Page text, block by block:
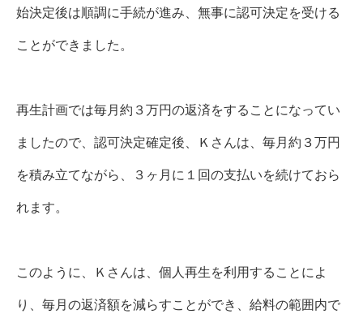
始決定後は順調に手続が進み、無事に認可決定を受ける
ことができました。
再生計画では毎月約３万円の返済をすることになってい
ましたので、認可決定確定後、Ｋさんは、毎月約３万円
を積み立てながら、３ヶ月に１回の支払いを続けておら
れます。
このように、Ｋさんは、個人再生を利用することによ
り、毎月の返済額を減らすことができ、給料の範囲内で